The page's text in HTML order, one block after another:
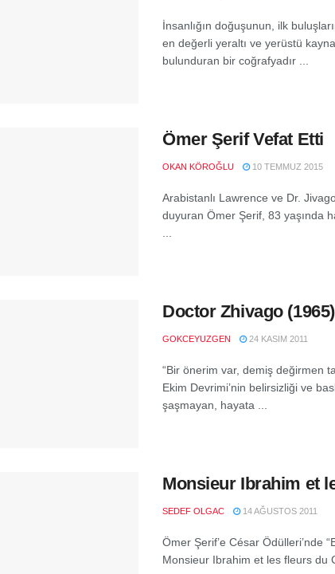
İnsanlığın doğuşunun, ilk
en değerli yeraltı ve yerüstü
bulunduran bir coğrafyadır ...
Ömer Şerif Vefat Etti
OKAN KÖROĞLU 10 TEMMUZ 2015
Arabistanlı Lawrence ve Dr.
duyuran Ömer Şerif, 83 yaşında
Doctor Zhivago (1965)
GOKCEYUZGEN 24 KASIM 2011
“Bir önerim var, demiş değirmen
Ekim Devrimi’nin belirsizliği ve
şaşmayan, hayata ...
Monsieur Ibrahim et
SEDEF OLGAC 14 AĞUSTOS 2011
Ömer Şerif’e César Ödülleri’nde
Monsieur Ibrahim et les fleurs du